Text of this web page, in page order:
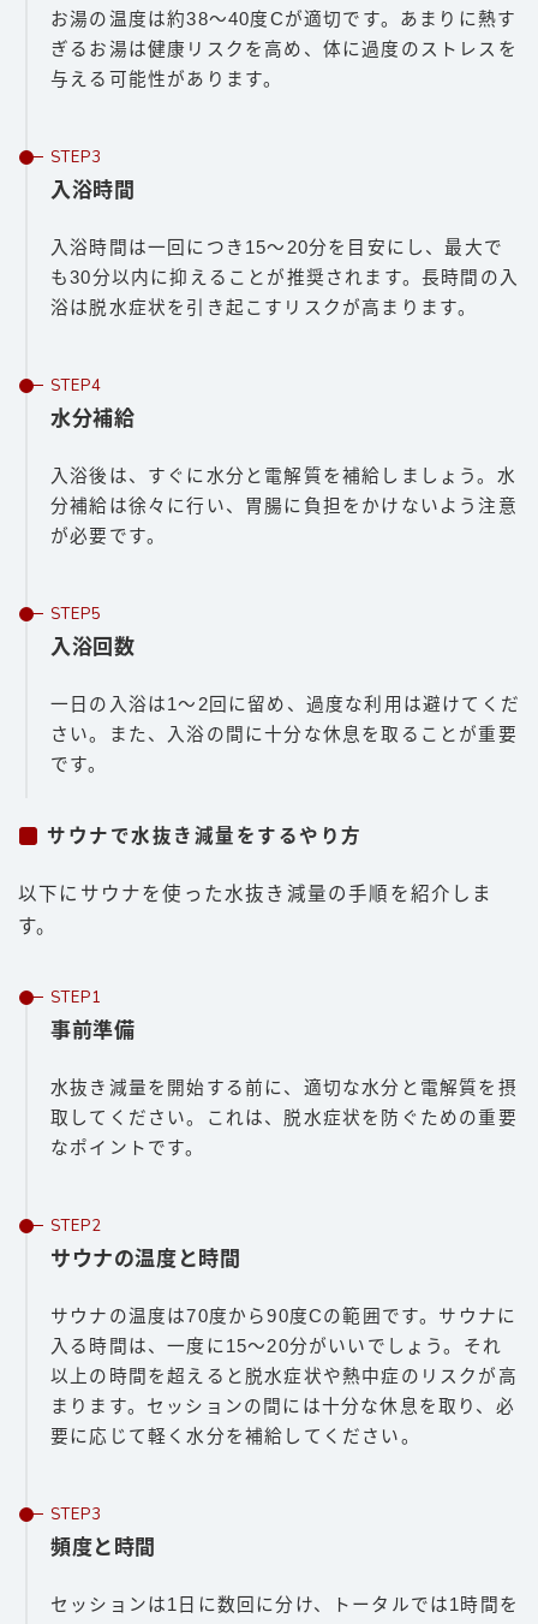
お湯の温度は約38〜40度Cが適切です。あまりに熱す
ぎるお湯は健康リスクを高め、体に過度のストレスを
与える可能性があります。
入浴時間
入浴時間は一回につき15〜20分を目安にし、最大で
も30分以内に抑えることが推奨されます。長時間の入
浴は脱水症状を引き起こすリスクが高まります。
水分補給
入浴後は、すぐに水分と電解質を補給しましょう。水
分補給は徐々に行い、胃腸に負担をかけないよう注意
が必要です。
入浴回数
一日の入浴は1〜2回に留め、過度な利用は避けてくだ
さい。また、入浴の間に十分な休息を取ることが重要
です。
サウナで水抜き減量をするやり方
以下にサウナを使った水抜き減量の手順を紹介しま
す。
事前準備
水抜き減量を開始する前に、適切な水分と電解質を摂
取してください。これは、脱水症状を防ぐための重要
なポイントです。
サウナの温度と時間
サウナの温度は70度から90度Cの範囲です。サウナに
入る時間は、一度に15〜20分がいいでしょう。それ
以上の時間を超えると脱水症状や熱中症のリスクが高
まります。セッションの間には十分な休息を取り、必
要に応じて軽く水分を補給してください。
頻度と時間
セッションは1日に数回に分け、トータルでは1時間を